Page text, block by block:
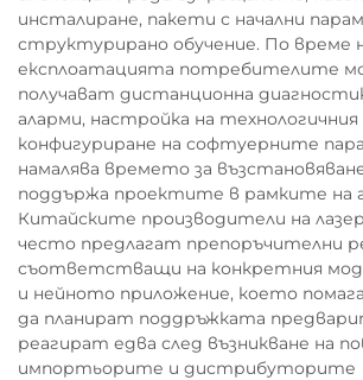
инсталиране, пакети с начални
структурирано обучение. По време
експлоатацията потребителите
получават дистанционна
аларми, настройка на технологичния
конфигуриране на софтуерните
намалява времето за
поддържа проектите в рамките на
Китайските производители на
често предлагат препоръчителни
съответстващи на конкретния
и нейното приложение, което
да планират поддръжката
реагират едва след възникване на
импортьорите и дистрибуторите